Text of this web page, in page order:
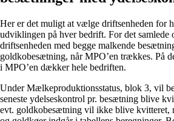
Her er det muligt at vælge driftsenheden for
udviklingen på hver bedrift. For det
driftsenheden med begge malkende
goldkobesætning, når MPO’en trækkes. På
i MPO’en dækker hele bedriften.
Under Mælkeproduktionsstatus, blok 3, vil
seneste ydelseskontrol pr. besætning blive
evt. goldkobesætning vil ikke blive kvitteret,